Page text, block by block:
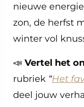
nieuwe
zon, de herfst
winter vol
📣 Vertel het
rubriek “Het
deel jouw